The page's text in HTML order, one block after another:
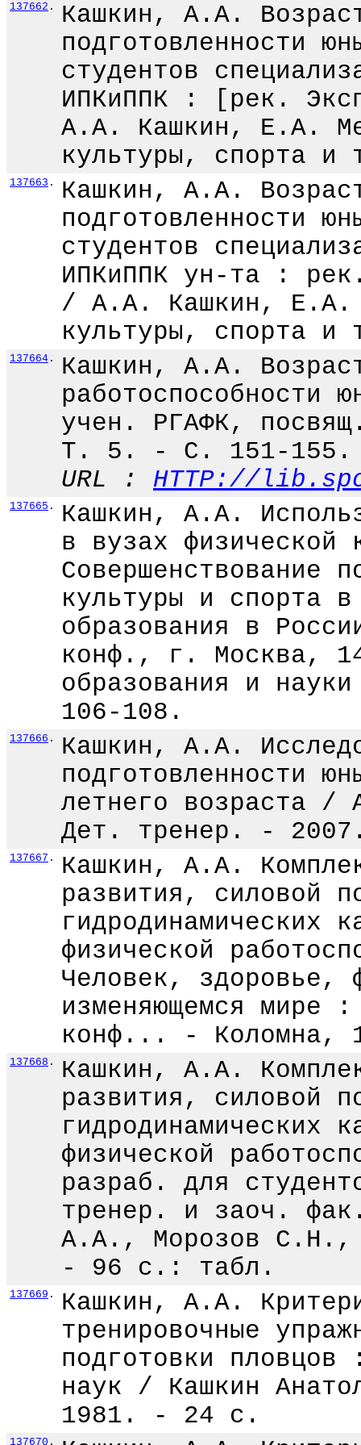
137662 .
Кашкин, А.А.
подготовленности
студентов
ИПКиППК : [рек.
А.А. Кашкин, Е.А.
культуры, спорта
137663 .
Кашкин, А.А.
подготовленности
студентов
ИПКиППК ун-та :
/ А.А. Кашкин, Е.А.
культуры, спорта
137664 .
Кашкин, А.А.
учен. РГАФК,
Т. 5. - С. 151-155.
URL : HTTP://
137665 .
Кашкин, А.А.
в вузах
Совершенствование
культуры и спорта
образования в
конф., г. Москва,
образования и
106-108.
137666 .
Кашкин, А.А.
подготовленности
летнего возраста
Дет. тренер. -
137667 .
Кашкин, А.А.
развития, силовой
гидродинамических
физической
Человек, здоровье,
изменяющемся мире
конф... - Коломна,
137668 .
Кашкин, А.А.
развития, силовой
гидродинамических
физической
разраб. для
тренер. и заоч.
А.А., Морозов
- 96 с.: табл.
137669 .
Кашкин, А.А.
тренировочные
подготовки
наук / Кашкин
1981. - 24 с.
137670 .